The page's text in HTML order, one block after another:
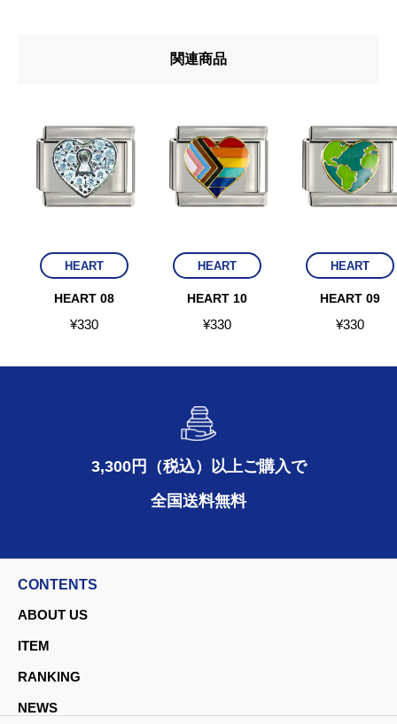
関連商品
HEART
HEART 08
¥330
HEART
HEART 10
¥330
HEART
HEART 09
¥330
3,300円（税込）以上ご購入で
全国送料無料
CONTENTS
ABOUT US
ITEM
RANKING
NEWS